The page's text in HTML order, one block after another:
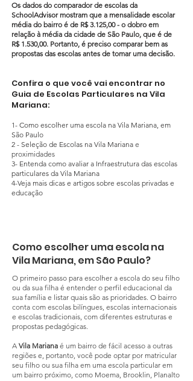
Os dados do comparador de escolas da
SchoolAdvisor mostram que a mensalidade escolar
média do bairro é de R$ 3.125,00 - o dobro em
relação à média da cidade de São Paulo, que é de
R$ 1.530,00. Portanto, é preciso comparar bem as
propostas das escolas antes de tomar uma decisão.
Confira o que você vai encontrar no
Guia de Escolas Particulares na Vila
Mariana:
1- Como escolher uma escola na Vila Mariana, em
São Paulo
2 - Seleção de Escolas na Vila Mariana ​ e
proximidades
3- Entenda como avaliar a Infraestrutura das escolas
particulares da Vila Mariana
4-Veja mais dicas e artigos sobre escolas privadas e
educação
Como escolher uma escola na
Vila Mariana, em São Paulo?
O primeiro passo para escolher a escola do seu filho
ou da sua filha é entender o perfil educacional da
sua família e listar quais são as prioridades. O bairro
conta com escolas bilíngues, escolas internacionais
e escolas tradicionais, com diferentes estruturas e
propostas pedagógicas.
A Vila Mariana é um bairro de fácil acesso a outras
regiões e, portanto, você pode optar por matricular
seu filho ou sua filha em uma escola particular em
um bairro próximo, como Moema, Brooklin, Planalto